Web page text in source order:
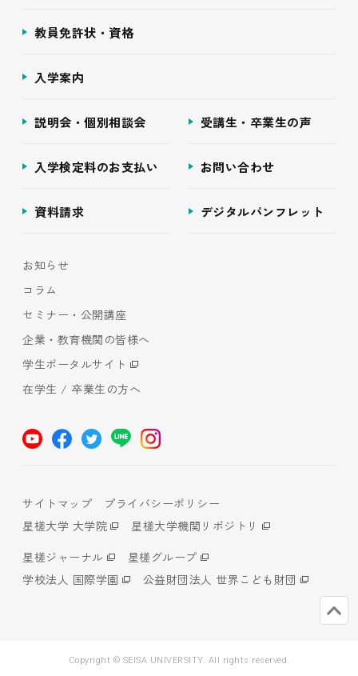
教員免許状・資格
入学案内
説明会・個別相談会 受講生・卒業生の声
入学検定料のお支払い お問い合わせ
資料請求 デジタルパンフレット
お知らせ
コラム
セミナー・公開講座
企業・教育機関の皆様へ
学生ポータルサイト
在学生 / 卒業生の方へ
サイトマップ
プライバシーポリシー
星槎大学 大学院
星槎大学機関リポジトリ
星槎ジャーナル
星槎グループ
学校法人 国際学園
公益財団法人 世界こども財団
Copyright © SEISA UNIVERSITY. All rights reserved.